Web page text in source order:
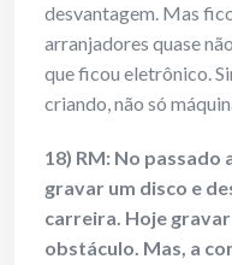
desvantagem. Mas
arranjadores quase
que ficou eletrônico.
criando, não só
18) RM: No passado
gravar um disco e
carreira. Hoje
obstáculo. Mas, a